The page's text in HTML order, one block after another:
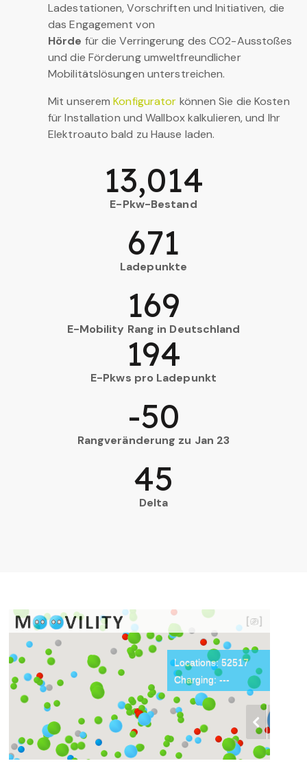
Ladestationen, Vorschriften und Initiativen, die
das Engagement von
Hörde für die Verringerung des CO2-Ausstoßes
und die Förderung umweltfreundlicher
Mobilitätslösungen unterstreichen.
Mit unseremKonfigurator können Sie die Kosten
für Installation und Wallbox kalkulieren, und Ihr
Elektroauto bald zu Hause laden.
E-Pkw-Bestand
13,014
Ladepunkte
671
E-Mobility Rang in Deutschland
169
E-Pkws pro Ladepunkt
194
Rangveränderung zu Jan 23
-50
Delta
45